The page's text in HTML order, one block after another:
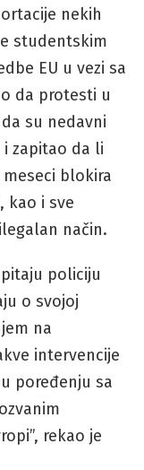
nekih
studentskim
EU u vezi sa
da protesti u
su nedavni
zapitao da li
blokira
kao i sve
način.
policiju
o svojoj
na
intervencije
poređenju sa
rekao je